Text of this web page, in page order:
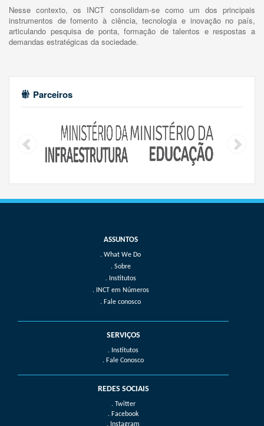
Nesse contexto, os INCT consolidam-se como um dos principais
instrumentos de fomento à ciência, tecnologia e inovação no país,
articulando pesquisa de ponta, formação de talentos e respostas a
demandas estratégicas da sociedade.
Parceiros
What We Do
Sobre
Institutos
INCT em Números
Fale conosco
SERVIÇOS
. Institutos
. Fale Conosco
REDES SOCIAIS
. Twitter
. Facebook
. Instagram